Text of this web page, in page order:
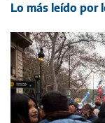
Lo más leído por